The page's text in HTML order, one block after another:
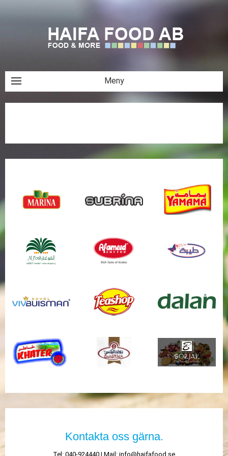
Kontakta oss gärna.
Tel: 040-924440 | Mail: info@haifafood.se